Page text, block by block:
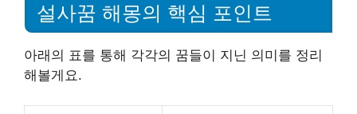
설사꿈 해몽의 핵심 포인트
아래의 표를 통해 각각의 꿈들이 지닌 의미를 정리
해볼게요.